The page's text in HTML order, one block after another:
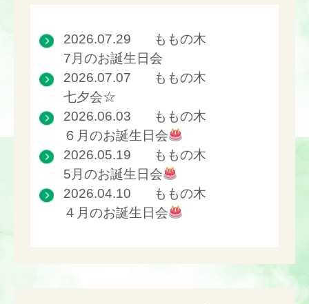
2026.07.29
ももの木
7月のお誕生日会
2026.07.07
ももの木
七夕会☆
2026.06.03
ももの木
６月のお誕生日会
2026.05.19
ももの木
5月のお誕生日会
2026.04.10
ももの木
４月のお誕生日会